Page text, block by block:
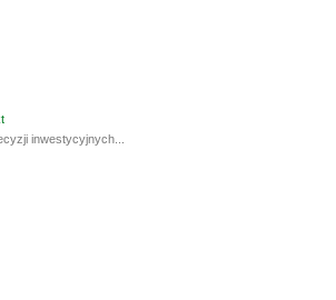
inwestycyjnych...